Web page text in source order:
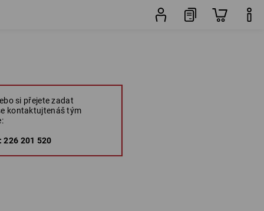
si přejete zadat
kontaktujtenáš tým
226 201 520